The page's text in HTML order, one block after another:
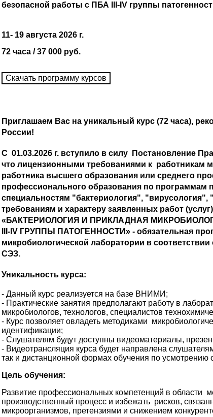
безопасной работы с ПБА III-IV группы
11- 19 августа 2026 г.
72 часа / 37 000 руб.
Приглашаем Вас на уникальный курс (72 часа),
России!
С 01.03.2026 г. вступило в силу Постановление
что лицензионными требованиями к работникам
работника высшего образования или среднего
профессионального образования по
специальностям "бактериология",
требованиям и характеру заявленных работ
«БАКТЕРИОЛОГИЯ И ПРИКЛАДНАЯ
III-IV ГРУППЫ ПАТОГЕННОСТИ» - обязательная
микробиологической лаборатории в
СЭЗ.
Уникальность курса:
- Данный курс реализуется на базе ВНИМИ;
- Практические занятия предполагают работу в
микробиологов, технологов, специалистов
- Курс позволяет овладеть методиками
идентификации;
- Слушателям будут доступны видеоматериалы,
- Видеотрансляция курса будет направлена
так и дистанционной формах обучения по усмотрению
Цель обучения:
Развитие профессиональных компетенций в области
производственный процесс и избежать рисков,
микроорганизмов, претензиями и снижением